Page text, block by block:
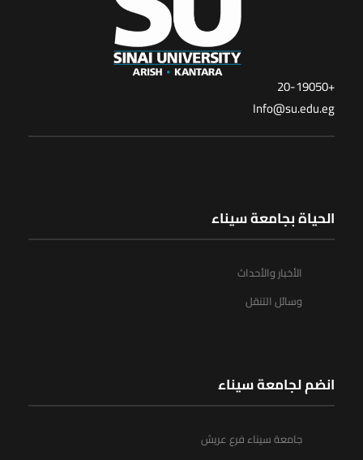
+20-19050
Info@su.edu.eg
الحياة بجامعة سيناء
الأخبار والأحداث
وسائل التنقل
انضم لجامعة سيناء
جامعة سيناء فرع عريش